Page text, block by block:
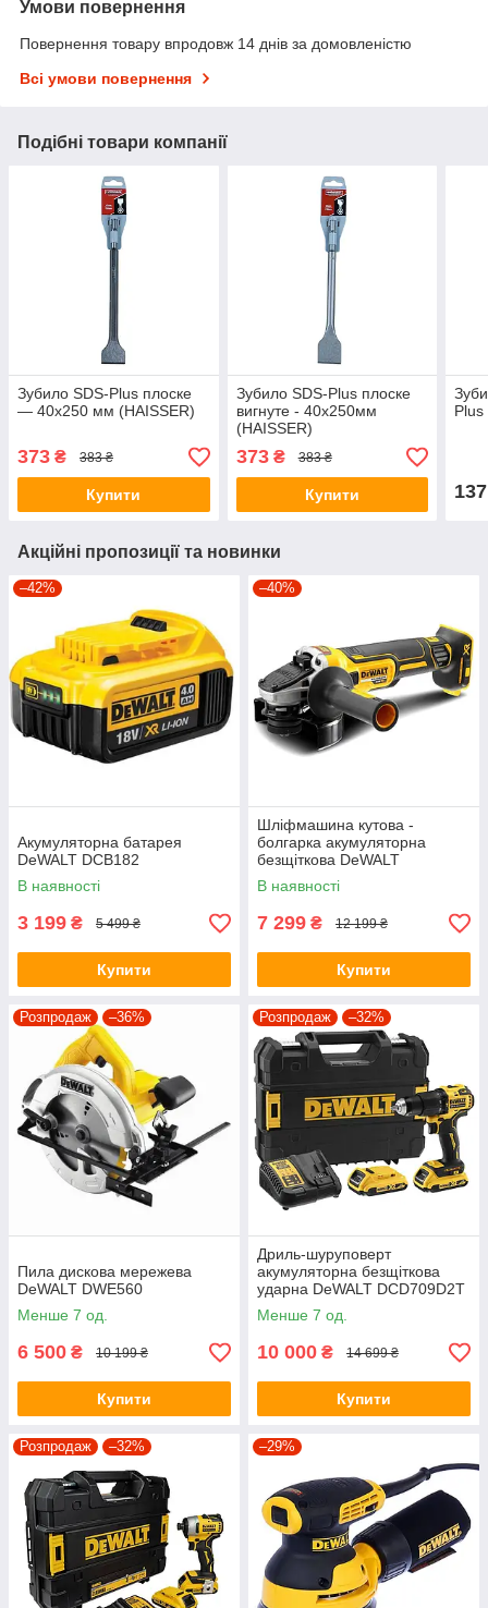
Умови повернення
Повернення товару впродовж 14 днів за домовленістю
Всі умови повернення
Подібні товари компанії
Зубило SDS-Plus плоске
— 40х250 мм (HAISSER)
373 ₴ 383 ₴
Купити
Зубило SDS-Plus плоске
вигнуте - 40х250мм
(HAISSER)
373₴ 383 ₴
Купити 137
Акційні пропозиції та новинки
–42%
Акумуляторна батарея
DeWALT DCB182
В наявності
3 199 ₴ 5 499 ₴
Купити
–40%
Шліфмашина кутова -
болгарка акумуляторна
безщіткова DeWALT
DCG405N
В наявності
7 299 ₴ 12 199 ₴
Купити
Розпродаж –36%
Пила дискова мережева
DeWALT DWE560
Менше 7 од.
6 500 ₴ 10 199 ₴
Купити
Розпродаж –32%
Дриль-шуруповерт
акумуляторна безщіткова
ударна DeWALT DCD709D2T
Менше 7 од.
10 000 ₴ 14 699 ₴
Купити
Розпродаж –32% –29%